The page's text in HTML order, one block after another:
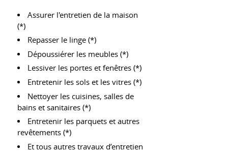
Assurer l'entretien de la maison
(*)
Repasser le linge (*)
Dépoussiérer les meubles (*)
Lessiver les portes et fenêtres (*)
Entretenir les sols et les vitres (*)
Nettoyer les cuisines, salles de
bains et sanitaires (*)
Entretenir les parquets et autres
revêtements (*)
Et tous autres travaux d’entretien